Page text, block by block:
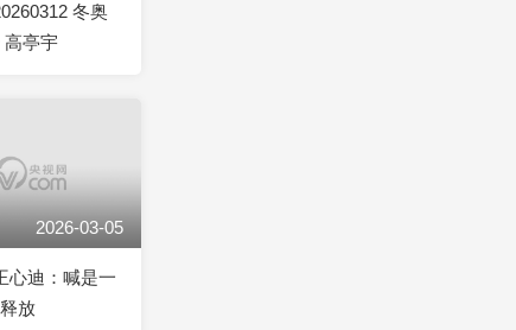
冬奥
高亭宇
2026-03-05
心迪：喊是一
放